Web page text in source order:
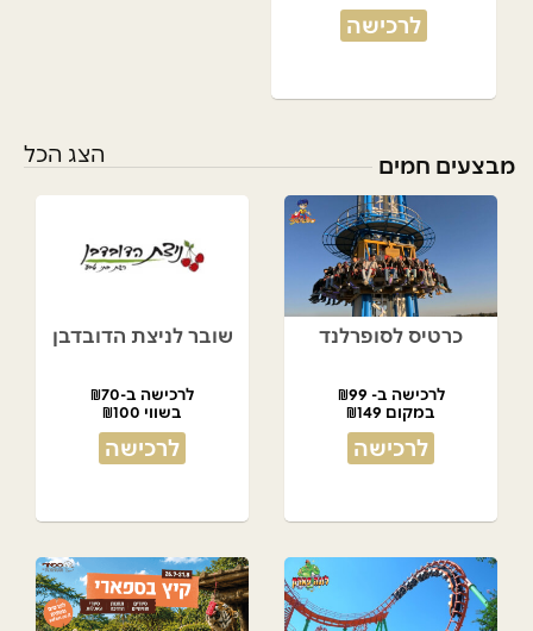
לרכישה
מבצעים חמים הצג הכל
כרטיס לסופרלנד
לרכישה ב- ₪99
במקום ₪149
לרכישה
שובר לניצת הדובדבן
לרכישה ב-₪70
בשווי ₪100
לרכישה